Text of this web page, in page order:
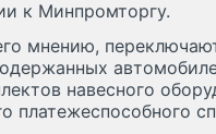
к Минпромторгу.
мнению,
навесного
платежеспособного